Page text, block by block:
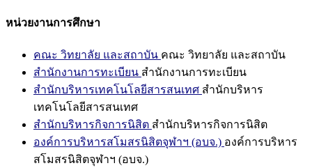
หน่วยงานการศึกษา
คณะ วิทยาลัย และสถาบัน คณะ วิทยาลัย และสถาบัน
สำนักงานการทะเบียน สำนักงานการทะเบียน
สำนักบริหารเทคโนโลยีสารสนเทศ สำนักบริหาร
เทคโนโลยีสารสนเทศ
สำนักบริหารกิจการนิสิต สำนักบริหารกิจการนิสิต
องค์การบริหารสโมสรนิสิตจุฬาฯ (อบจ.) องค์การบริหาร
สโมสรนิสิตจุฬาฯ (อบจ.)